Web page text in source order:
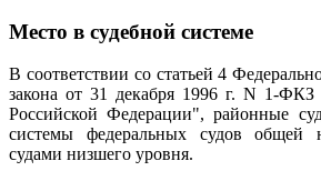
Место в судебной системе
В соответствии со статьей 4
закона от 31 декабря 1996 г. N 1-
Российской Федерации", районные
системы федеральных судов общей
судами низшего уровня.